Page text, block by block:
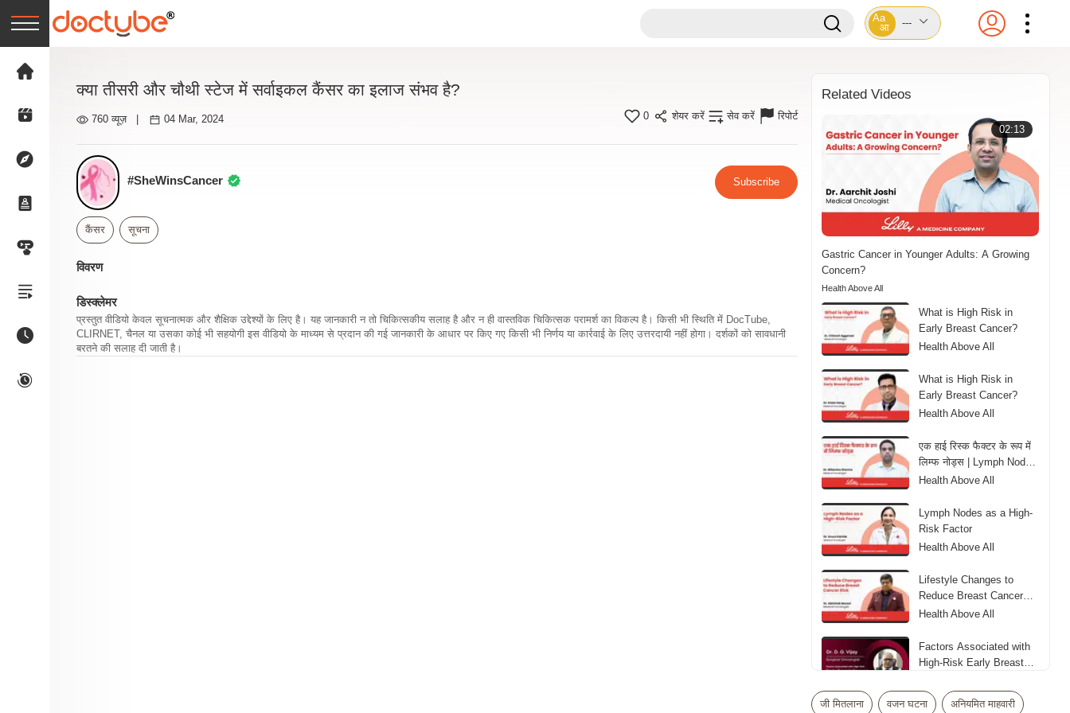
Aa
आ
---
क्या तीसरी और चौथी स्टेज में सर्वाइकल कैंसर का इलाज संभव है?
760 व्यूज़ 04 Mar, 2024 0 शेयर करें सेव करें रिपोर्ट
#SheWinsCancer Subscribe
कैंसर सूचना
विवरण
डिस्क्लेमर
प्रस्तुत वीडियो केवल सूचनात्मक और शैक्षिक उद्देश्यों के लिए है। यह जानकारी न तो चिकित्सकीय सलाह है और न ही वास्तविक चिकित्सक परामर्श का विकल्प है। किसी भी स्थिति में DocTube,
CLIRNET, चैनल या उसका कोई भी सहयोगी इस वीडियो के माध्यम से प्रदान की गई जानकारी के आधार पर किए गए किसी भी निर्णय या कार्रवाई के लिए उत्तरदायी नहीं होगा। दर्शकों को सावधानी
बरतने की सलाह दी जाती है।
Related Videos
02:13
Gastric Cancer in Younger Adults: A Growing
Concern?
Health Above All
What is High Risk in
Early Breast Cancer?
Health Above All
What is High Risk in
Early Breast Cancer?
Health Above All
एक हाई रिस्क फैक्टर के रूप में
लिम्फ नोड्स | Lymph Nodes
as aHigh-Risk Factor
Health Above All
Lymph Nodes as a High-
Risk Factor
Health Above All
Lifestyle Changes to
Reduce Breast Cancer
Risk
Health Above All
Factors Associated with
High-Risk Early Breast
जी मितलाना वजन घटना अनियमित माहवारी